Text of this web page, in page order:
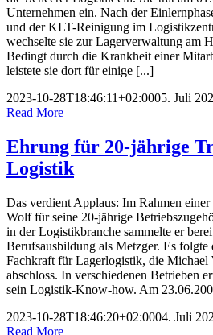
Unternehmen ein. Nach der
und der KLT-Reinigung im
wechselte sie zur Lagerverwaltung am
Bedingt durch die Krankheit einer
leistete sie dort für einige [...]
2023-10-28T18:46:11+02:0005. Juli
Read More
Ehrung für 20-jährige
Logistik
Das verdient Applaus: Im Rahmen
Wolf für seine 20-jährige
in der Logistikbranche sammelte er
Berufsausbildung als Metzger. Es
Fachkraft für Lagerlogistik, die Michael
abschloss. In verschiedenen Betrieben
sein Logistik-Know-how. Am
2023-10-28T18:46:20+02:0004. Juli
Read More